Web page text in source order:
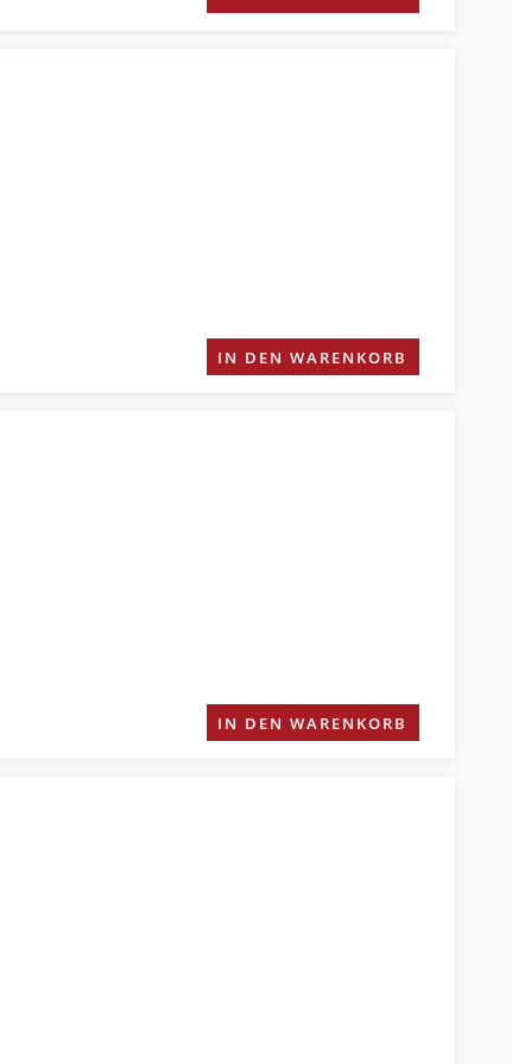
IN DEN WARENKORB
IN DEN WARENKORB